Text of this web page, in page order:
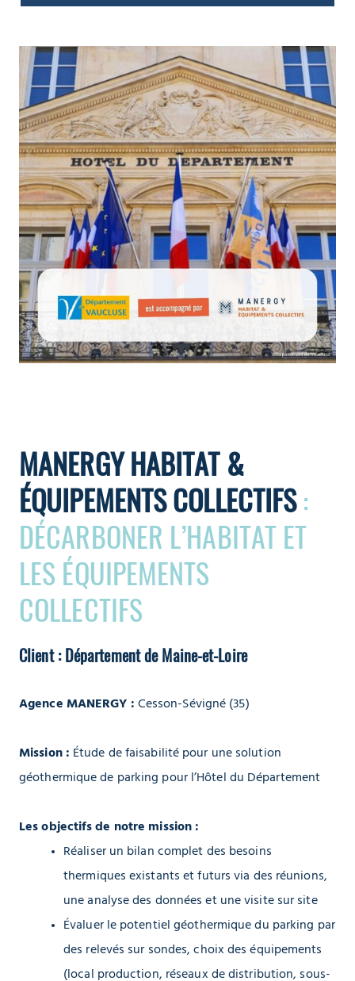
MANERGY HABITAT &
ÉQUIPEMENTS COLLECTIFS:
DÉCARBONER L’HABITAT ET
LES ÉQUIPEMENTS
COLLECTIFS
Client : Département de Maine-et-Loire
Agence MANERGY : Cesson-Sévigné (35)
Mission : Étude de faisabilité pour une solution
géothermique de parking pour l’Hôtel du Département
Les objectifs de notre mission :
Réaliser un bilan complet des besoins
thermiques existants et futurs via des réunions,
une analyse des données et une visite sur site
Évaluer le potentiel géothermique du parking par
des relevés sur sondes, choix des équipements
(local production, réseaux de distribution, sous-